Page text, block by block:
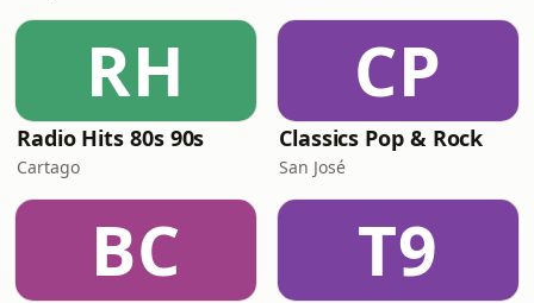
RH
Radio Hits 80s 90s
Cartago
CP
Classics Pop & Rock
San José
BC T9